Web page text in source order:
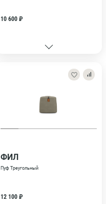
10 600 ₽
ФИЛ
Пуф Треугольный
12 100 ₽